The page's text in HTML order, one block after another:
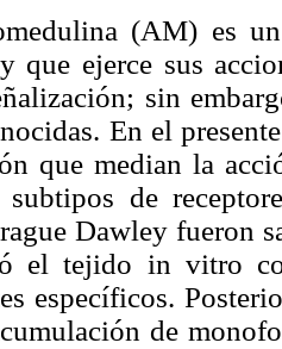
(AM) es
que ejerce sus
sin
En el
que median la
de
Dawley fueron
el tejido in vitro
específicos.
de